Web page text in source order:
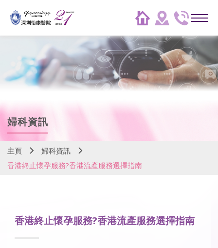
婦科資訊
主頁
婦科資訊
香港終止懷孕服務?香港流產服務選擇指南
香港終止懷孕服務?香港流產服務選擇指南